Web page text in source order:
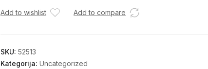
7057
Add to wishlist Add to compare
SKU: 52513
Kategorija: Uncategorized